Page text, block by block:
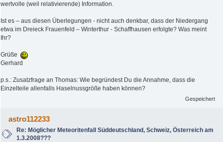
wertvolle (weil relativierende) Information.
Ist es – aus diesen Überlegungen - nicht auch denkbar, dass der Niedergang
etwa im Dreieck Frauenfeld – Winterthur - Schaffhausen erfolgte? Was meint
Ihr?
Grüße
Gerhard
p.s.: Zusatzfrage an Thomas: Wie begründest Du die Annahme, dass die
Einzelteile allenfalls Haselnussgröße haben können?
Gespeichert
astro112233
Re: Möglicher Meteoritenfall Süddeutschland, Schweiz, Österreich am
1.3.2008???